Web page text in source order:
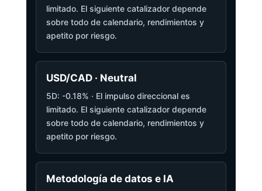
limitado. El siguiente catalizador depende
sobre todo de calendario, rendimientos y
apetito por riesgo.
USD/CAD · Neutral
5D: -0.18% · El impulso direccional es
limitado. El siguiente catalizador depende
sobre todo de calendario, rendimientos y
apetito por riesgo.
Metodología de datos e IA